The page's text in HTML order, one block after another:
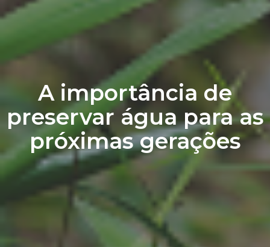
A importância de
preservar água para as
próximas gerações